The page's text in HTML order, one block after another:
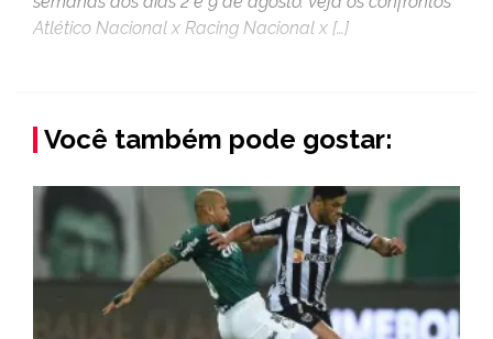
Atlético Nacional x Racing Nacional x […]
Você também pode gostar: